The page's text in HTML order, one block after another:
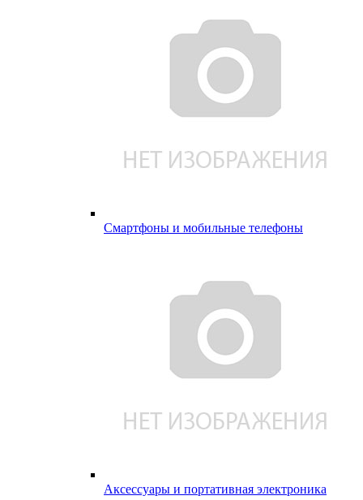
Смартфоны и мобильные телефоны
Аксессуары и портативная электроника